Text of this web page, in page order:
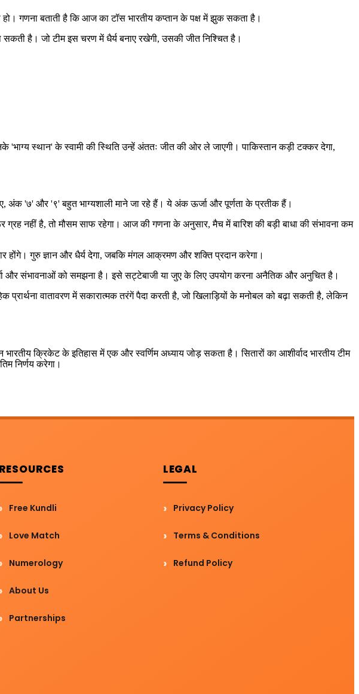
गणना बताती है कि आज का टॉस भारतीय कप्तान के पक्ष में झुक सकता है।
है। जो टीम इस चरण में धैर्य बनाए रखेगी, उसकी जीत निश्चित है।
स्थान' के स्वामी की स्थिति उन्हें अंततः जीत की ओर ले जाएगी। पाकिस्तान कड़ी टक्कर देगा,
'७' और '९' बहुत भाग्यशाली माने जा रहे हैं। ये अंक ऊर्जा और पूर्णता के प्रतीक हैं।
ग्रह नहीं है, तो मौसम साफ रहेगा। आज की गणना के अनुसार, मैच में बारिश की बड़ी बाधा की संभावना कम
होंगे। गुरु ज्ञान और धैर्य देगा, जबकि मंगल आक्रमण और शक्ति प्रदान करेगा।
और संभावनाओं को समझना है। इसे सट्टेबाजी या जुए के लिए उपयोग करना अनैतिक और अनुचित है।
प्रार्थना वातावरण में सकारात्मक तरंगें पैदा करती है, जो खिलाड़ियों के मनोबल को बढ़ा सकती है, लेकिन
क्रिकेट के इतिहास में एक और स्वर्णिम अध्याय जोड़ सकता है। सितारों का आशीर्वाद भारतीय टीम
निर्णय करेगा।
RESOURCES
Free Kundli
Love Match
Numerology
About Us
Partnerships
LEGAL
Privacy Policy
Terms & Conditions
Refund Policy